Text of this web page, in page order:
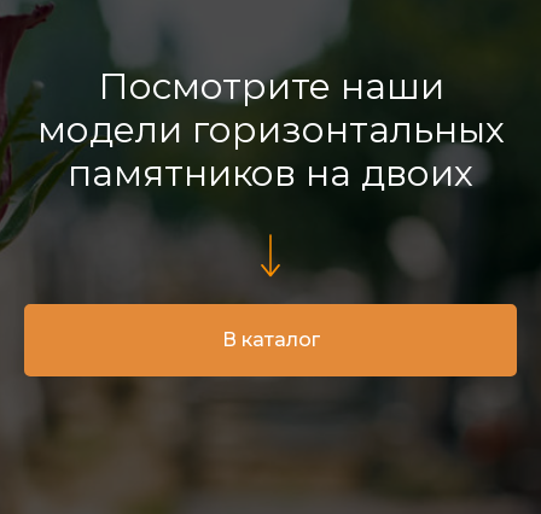
Посмотрите наши
модели горизонтальных
памятников на двоих
В каталог